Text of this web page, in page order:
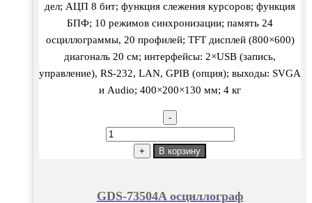
дел; АЦП 8 бит; функция слежения курсоров; функция
БПФ; 10 режимов синхронизации; память 24
осциллограммы, 20 профилей; TFT дисплей (800×600)
диагональ 20 см; интерфейсы: 2×USB (запись,
управление), RS-232, LAN, GPIB (опция); выходы: SVGA
и Audio; 400×200×130 мм; 4 кг
-
Количество
осциллограф
+ В корзину
GDS-73504A осциллограф